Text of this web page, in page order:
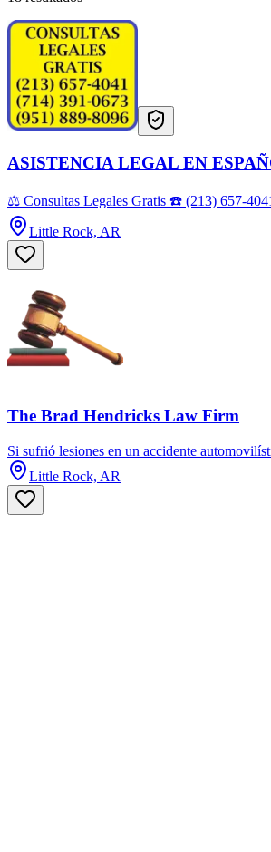
ASISTENCIA LEGAL EN
⚖️ Consultas Legales Gratis ☎️ (213) 657-
Little Rock, AR
The Brad Hendricks Law Firm
Si sufrió lesiones en un accidente
Little Rock, AR